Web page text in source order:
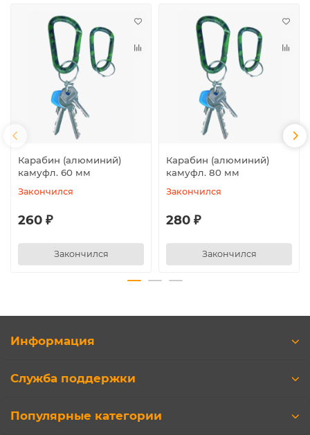
Карабин (алюминий)
камуфл. 60 мм
Закончился
260 ₽
Закончился
Карабин (алюминий)
камуфл. 80 мм
Закончился
280 ₽
Закончился
Информация
Служба поддержки
Популярные категории